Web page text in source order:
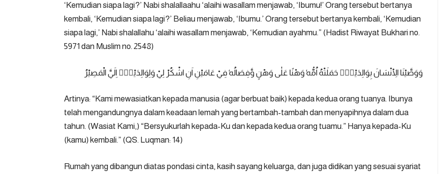
‘Kemudian siapa lagi?’ Nabi shalallaahu ‘alaihi wasallam menjawab, ‘Ibumu!’ Orang tersebut bertanya
kembali, ‘Kemudian siapa lagi?’ Beliau menjawab, ‘Ibumu.’ Orang tersebut bertanya kembali, ‘Kemudian
siapa lagi,’ Nabi shalallahu ‘alaihi wasallam menjawab, ‘Kemudian ayahmu.” (Hadist Riwayat Bukhari no.
5971 dan Muslim no. 2548)
وَوَصَّيْنَا الْاِنْسَانَ بِوَالِدَيْهِۚ حَمَلَتْهُ اُمُّهٗ وَهْنًا عَلٰى وَهْنٍ وَّفِصَالُهٗ فِيْ عَامَيْنِ اَنِ اشْكُرْ لِيْ وَلِوَالِدَيْكَۗ اِلَيَّ الْمَصِيْرُ
Artinya: “Kami mewasiatkan kepada manusia (agar berbuat baik) kepada kedua orang tuanya. Ibunya
telah mengandungnya dalam keadaan lemah yang bertambah-tambah dan menyapihnya dalam dua
tahun. (Wasiat Kami,) “Bersyukurlah kepada-Ku dan kepada kedua orang tuamu.” Hanya kepada-Ku
(kamu) kembali.” (QS. Luqman: 14)
Rumah yang dibangun diatas pondasi cinta, kasih sayang keluarga, dan juga didikan yang sesuai syariat